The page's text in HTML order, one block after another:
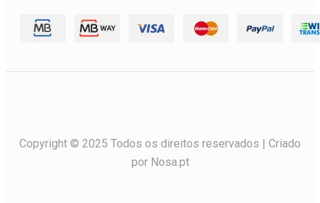
Copyright © 2025 Todos os direitos reservados | Criado
por Nosa.pt